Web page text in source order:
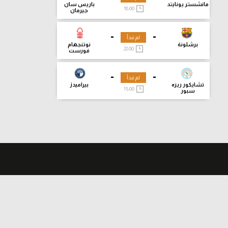
مانشستر يونايتد
باريس سان
جيرمان
18:00
-
برشلونة
-
نوتنجهام
فورست
لم تبدأ
-
تشايكور ريزه
سبور
-
بيراميدز
لم تبدأ
15:00